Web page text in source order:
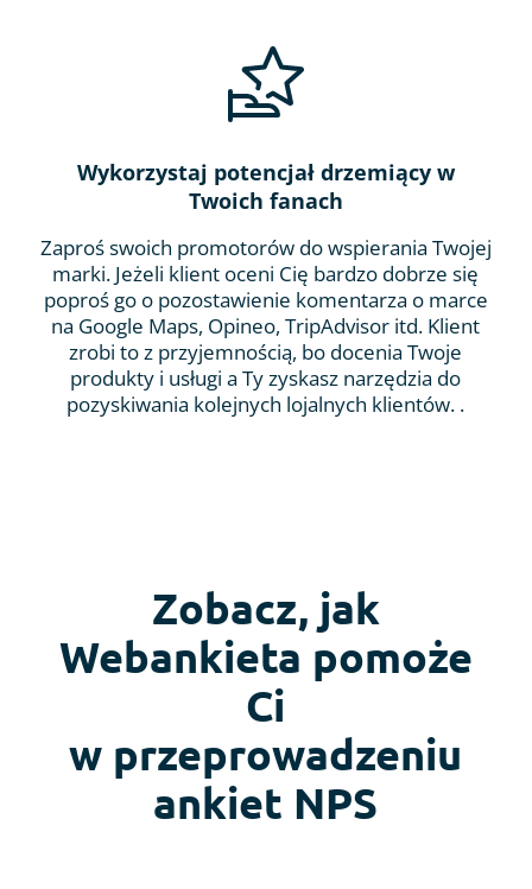
Wykorzystaj potencjał drzemiący w
Twoich fanach
Zaproś swoich promotorów do wspierania Twojej
marki. Jeżeli klient oceni Cię bardzo dobrze się
poproś go o pozostawienie komentarza o marce
na Google Maps, Opineo, TripAdvisor itd. Klient
zrobi to z przyjemnością, bo docenia Twoje
produkty i usługi a Ty zyskasz narzędzia do
pozyskiwania kolejnych lojalnych klientów. .
Zobacz, jak
Webankieta pomoże
Ci
w przeprowadzeniu
ankiet NPS